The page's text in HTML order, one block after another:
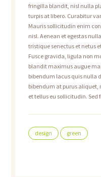
fringilla blandit, nisl nulla
turpis at libero. Curabitur
Mauris sollicitudin enim
nisl. Aenean et egestas
tristique senectus et netus
Fusce gravida, ligula non
blandit maximus augue
bibendum lacus quis nulla
bibendum at purus aliquet,
et tellus eu sollicitudin.
design green